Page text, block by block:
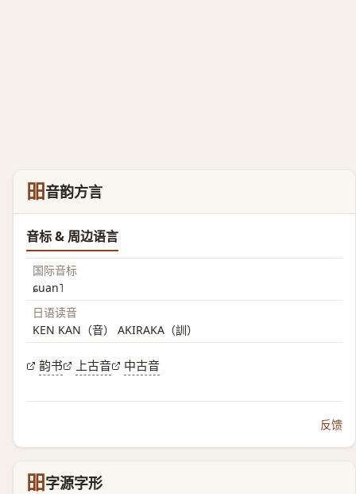
昍 音韵方言
音标 & 周边语言
国际音标
ɕuan˥
日语读音
KEN KAN（音） AKIRAKA（訓）
韵书 上古音 中古音
反馈
昍 字源字形